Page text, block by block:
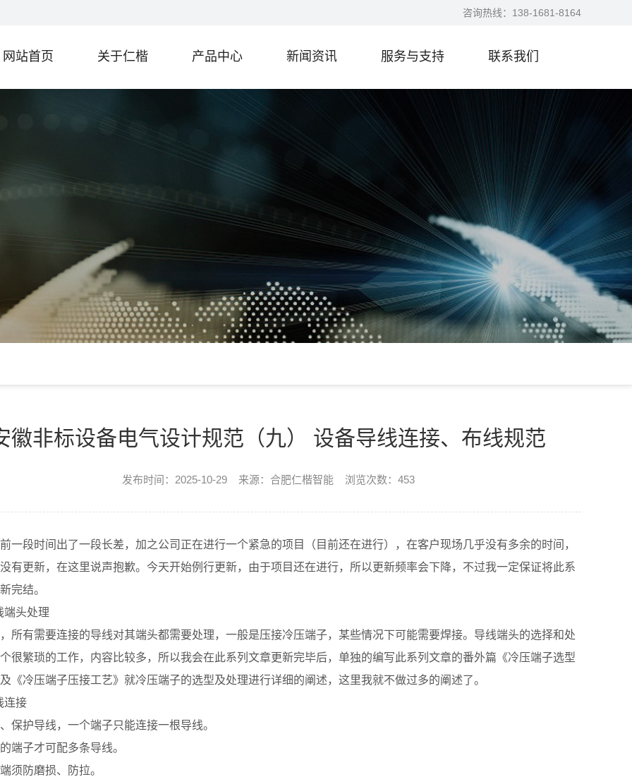
咨询热线： 138-1681-8164
网站首页 关于仁楷 产品中心 新闻资讯 服务与支持 联系我们
徽非标设备电气设计规范（九） 设备导线连接、布线规范
发布时间：2025-10-29 来源：合肥仁楷智能 浏览次数：453
一段时间出了一段长差，加之公司正在进行一个紧急的项目（目前还在进行），在客户现场几乎没有多余的时间，
有更新，在这里说声抱歉。今天开始例行更新，由于项目还在进行，所以更新频率会下降，不过我一定保证将此系
完结。
端头处理
所有需要连接的导线对其端头都需要处理，一般是压接冷压端子，某些情况下可能需要焊接。导线端头的选择和处
很繁琐的工作，内容比较多，所以我会在此系列文章更新完毕后，单独的编写此系列文章的番外篇《冷压端子选型
《冷压端子压接工艺》就冷压端子的选型及处理进行详细的阐述，这里我就不做过多的阐述了。
连接
保护导线，一个端子只能连接一根导线。
端子才可配多条导线。
须防磨损、防拉。